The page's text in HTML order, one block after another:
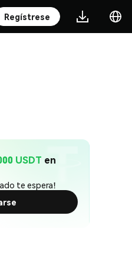
Regístrese
USDT en
te espera!